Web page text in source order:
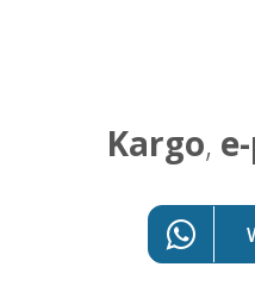
Kargo,